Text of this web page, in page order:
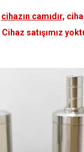
cihazın camıdır,
satışımız